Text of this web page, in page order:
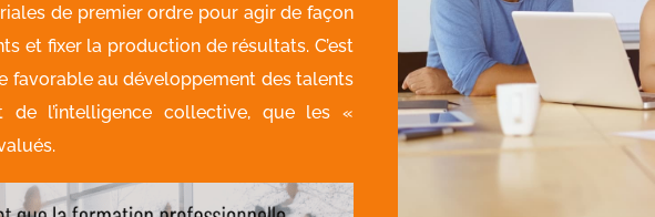
de premier ordre pour agir de façon
et fixer la production de résultats. C’est
favorable au développement des talents
de l’intelligence collective, que les «